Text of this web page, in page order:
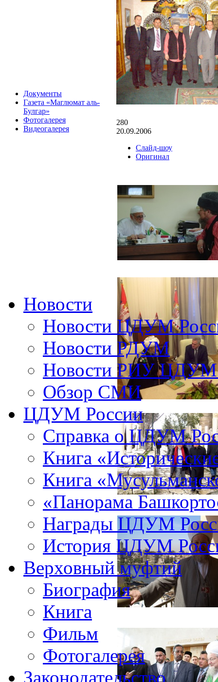
Документы
Газета «Маглюмат аль-
Булгар»
Фотогалерея
Видеогалерея
280
20.09.2006
Слайд-шоу
Оригинал
Новости
Новости ЦДУМ
Новости РДУМ
Новости РИУ ЦДУМ
Обзор СМИ
ЦДУМ России
Справка о ЦДУМ
Книга
Книга
«Панорама
Награды ЦДУМ
История ЦДУМ
Верховный муфтий
Биография
Книга
Фильм
Фотогалерея
Законодательство